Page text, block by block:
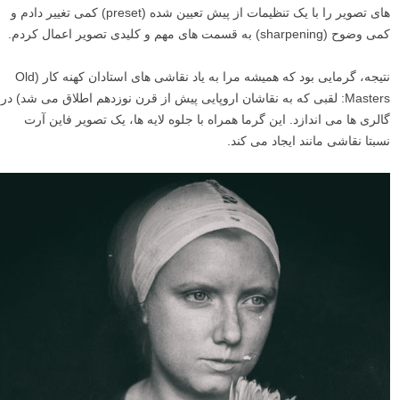
های تصویر را با یک تنظیمات از پیش تعیین شده (preset) کمی تغییر دادم و
کمی وضوح (sharpening) به قسمت های مهم و کلیدی تصویر اعمال کردم.
نتیجه، گرمایی بود که همیشه مرا به یاد نقاشی های استادان کهنه کار (Old
Masters: لقبی که به نقاشان اروپایی پیش از قرن نوزدهم اطلاق می شد) در
گالری ها می اندازد. این گرما همراه با جلوه لایه ها، یک تصویر فاین آرت
نسبتا نقاشی مانند ایجاد می کند.